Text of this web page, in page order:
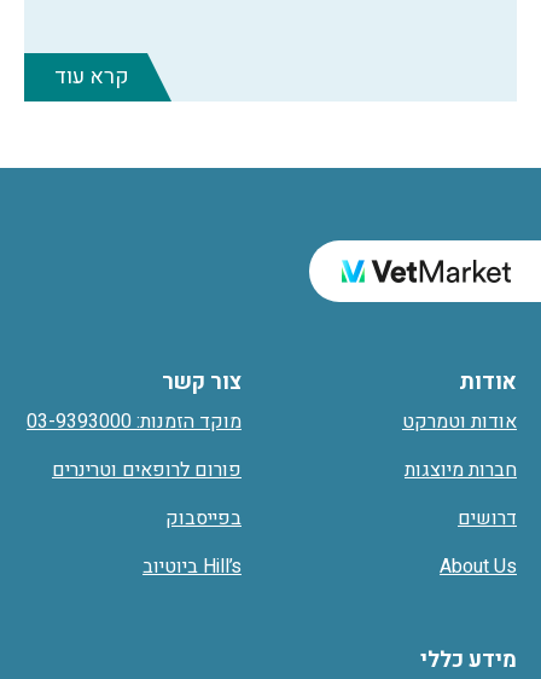
קרא עוד
אודות
אודות וטמרקט
חברות מיוצגות
דרושים
About Us
מידע כללי
צור קשר
מוקד הזמנות: 03-9393000
פורום לרופאים וטרינרים
בפייסבוק
Hill’s ביוטיוב